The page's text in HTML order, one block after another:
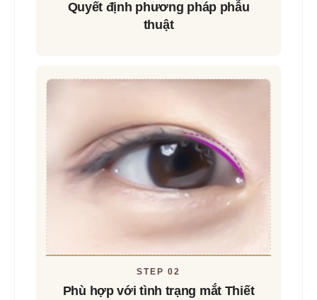
Quyết định phương pháp phẫu
thuật
STEP 02
Phù hợp với tình trạng mắt Thiết